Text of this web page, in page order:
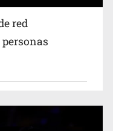
de
red